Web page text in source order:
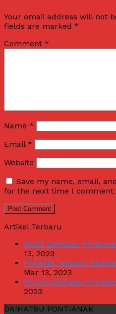
Your email address will not
fields are marked *
Comment *
Name *
Email *
Website
Save my name, email,
for the next time I comment.
Artikel Terbaru
Mobil Daihatsu
13, 2023
Pricelist Terbaru
Mar 13, 2023
Promo Daihatsu
2023
DAIHATSU PONTIANAK